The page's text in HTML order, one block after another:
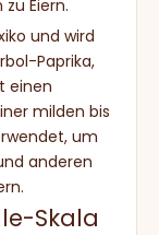
Eiern.
und wird
Paprika,
einen
milden bis
um
anderen
Skala